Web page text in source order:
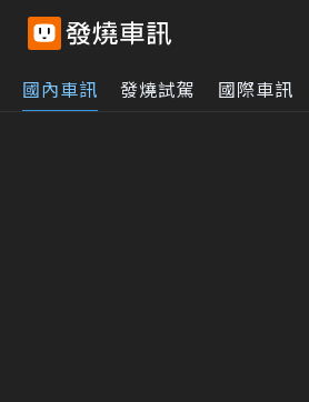
國內車訊 發燒試駕 國際車訊